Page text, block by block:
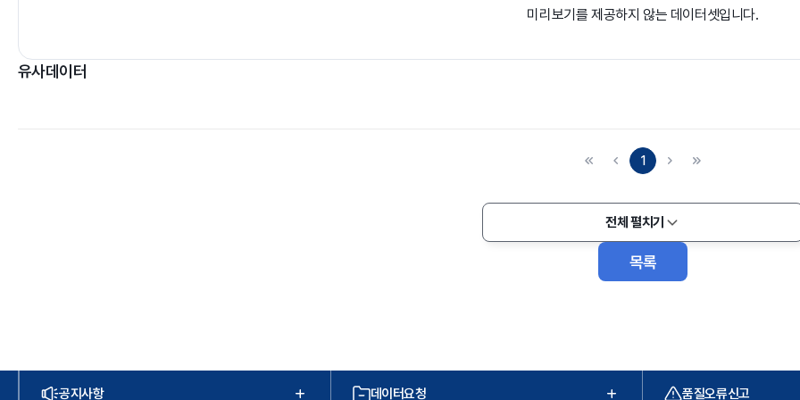
미리보기를 제공하지 않는 데이터셋입니다.
유사데이터
1
전체 펼치기
목록
공지사항 데이터요청 품질오류신고